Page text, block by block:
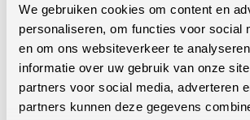
We gebruiken cookies om content en
personaliseren, om functies voor social
en om ons websiteverkeer te
informatie over uw gebruik van onze
partners voor social media, adverteren
partners kunnen deze gegevens
Whatsapp